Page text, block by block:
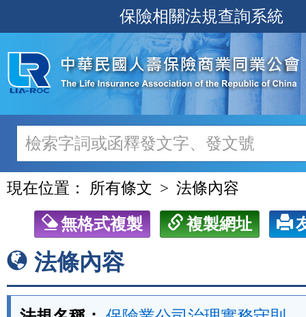
至
主
內
容
保險相關法規查詢系統
現在位置： 所有條文 法條內容
無格式複製 複製網址
法條內容